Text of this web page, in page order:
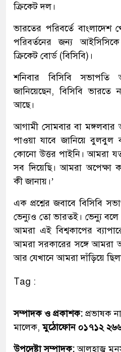
ক্রিকেট দল।
ভারতের পরিবর্তে বাংলাদেশ
পরিবর্তনের জন্য আইসিসিকে
ক্রিকেট বোর্ড (বিসিবি)।
শনিবার বিসিবি
জানিয়েছেন, বিসিবি ভারতে
আছে।
আগামী সোমবার বা মঙ্গলবার
পাওয়া যাবে জানিয়ে
কোনো উত্তর পাইনি। আমরা
সব দিয়েছি। আমরা অপেক্ষা
কী জানায়।’
এক প্রশ্নের জবাবে বিসিবি
ভেন্যুও তো ভারতই। ভেন্যু
আমরা এই বিশ্বকাপের
আমরা সরকারের সঙ্গে আমরা
আর যেখানে আমরা দাঁড়িয়ে
Tag :
সম্পাদক ও প্রকাশক: প্রভাষক
মালেক,মুঠোফোন ০১৭১২
উপদেষ্টা সম্পাদক:আলহাজ্ব